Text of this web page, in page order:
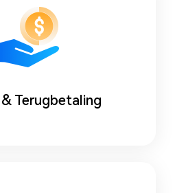
Terugbetaling